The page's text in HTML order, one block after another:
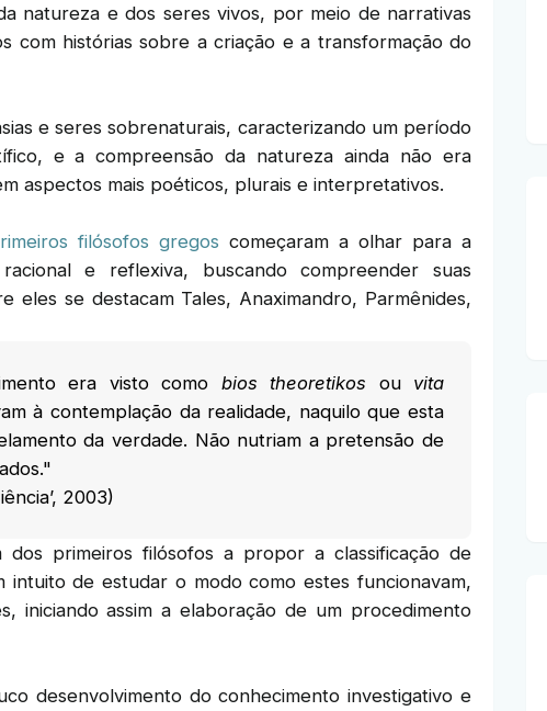
natureza e dos seres vivos, por meio de narrativas
com histórias sobre a criação e a transformação do
e seres sobrenaturais, caracterizando um período
e a compreensão da natureza ainda não era
aspectos mais poéticos, plurais e interpretativos.
filósofos gregos começaram a olhar para a
e reflexiva, buscando compreender suas
eles se destacam Tales, Anaximandro, Parmênides,
era visto como bios theoretikos ou vita
à contemplação da realidade, naquilo que esta
da verdade. Não nutriam a pretensão de
2003)
dos primeiros filósofos a propor a classificação de
intuito de estudar o modo como estes funcionavam,
iniciando assim a elaboração de um procedimento
desenvolvimento do conhecimento investigativo e